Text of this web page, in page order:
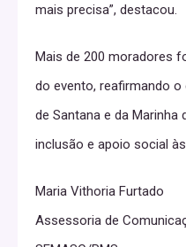
mais precisa”, destacou.
Mais de 200 moradores
do evento, reafirmando
de Santana e da Marinha
inclusão e apoio social
Maria Vithoria Furtado
Assessoria de